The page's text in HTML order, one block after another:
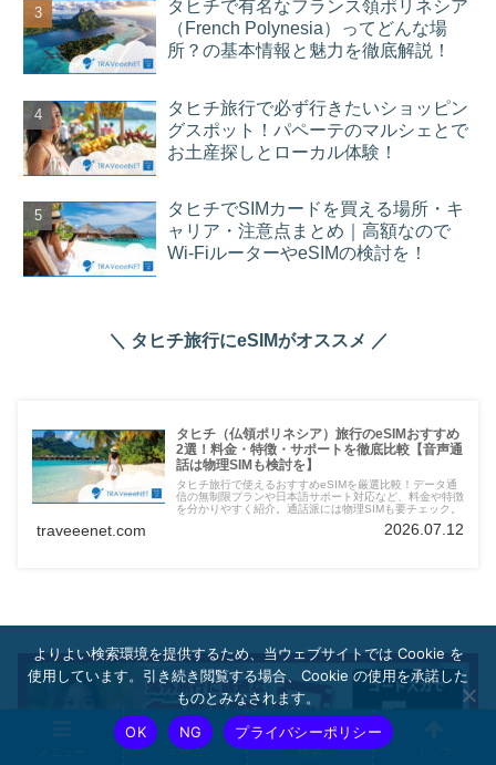
タヒチで有名なフランス領ポリネシア
（French Polynesia）ってどんな場
所？の基本情報と魅力を徹底解説！
タヒチ旅行で必ず行きたいショッピン
グスポット！パペーテのマルシェとで
お土産探しとローカル体験！
タヒチでSIMカードを買える場所・キ
ャリア・注意点まとめ｜高額なので
Wi-FiルーターやeSIMの検討を！
＼ タヒチ旅行にeSIMがオススメ ／
タヒチ（仏領ポリネシア）旅行のeSIMおすすめ
2選！料金・特徴・サポートを徹底比較【音声通
話は物理SIMも検討を】
タヒチ旅行で使えるおすすめeSIMを厳選比較！データ通
信の無制限プランや日本語サポート対応など、料金や特徴
を分かりやすく紹介。通話派には物理SIMも要チェック。
traveeenet.com 2026.07.12
ホーム 検索
よりよい検索環境を提供するため、当ウェブサイトでは Cookie を
使用しています。引き続き閲覧する場合、Cookie の使用を承諾した
ものとみなされます。
OK
NG プライバシーポリシー